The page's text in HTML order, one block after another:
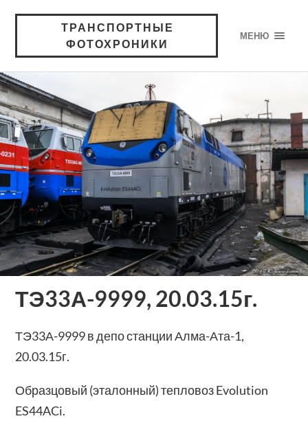
ТРАНСПОРТНЫЕ
ФОТОХРОНИКИ
МЕНЮ
ТЭ33А-9999, 20.03.15г.
ТЭ33А-9999 в депо станции Алма-Ата-1,
20.03.15г.
Образцовый (эталонный) тепловоз Evolution
ES44ACi.